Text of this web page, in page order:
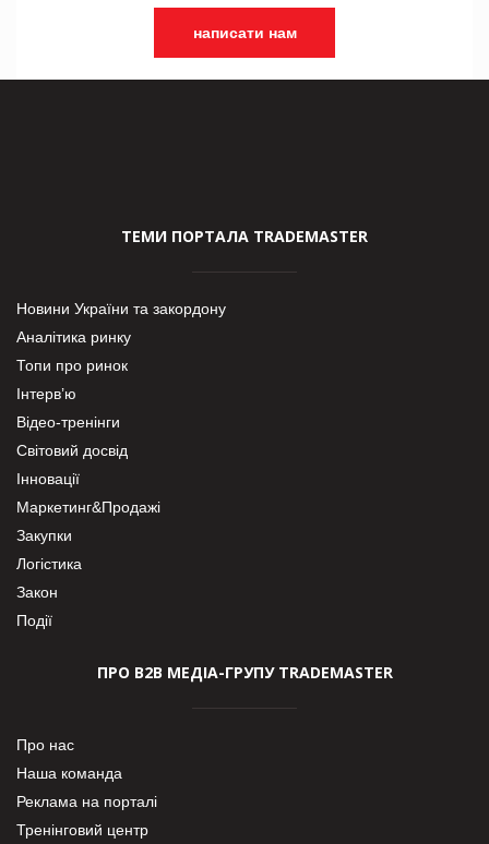
написати нам
ТЕМИ ПОРТАЛА TRADEMASTER
Новини України та закордону
Аналітика ринку
Топи про ринок
Інтерв’ю
Відео-тренінги
Світовий досвід
Інновації
Маркетинг&Продажі
Закупки
Логістика
Закон
Події
ПРО В2В МЕДІА-ГРУПУ TRADEMASTER
Про нас
Наша команда
Реклама на порталі
Тренінговий центр